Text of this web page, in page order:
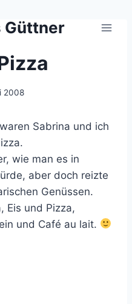
Güttner
2008
Sabrina und ich
wie man es in
aber doch reizte
Genüssen.
Eis und Pizza,
und Café au lait.